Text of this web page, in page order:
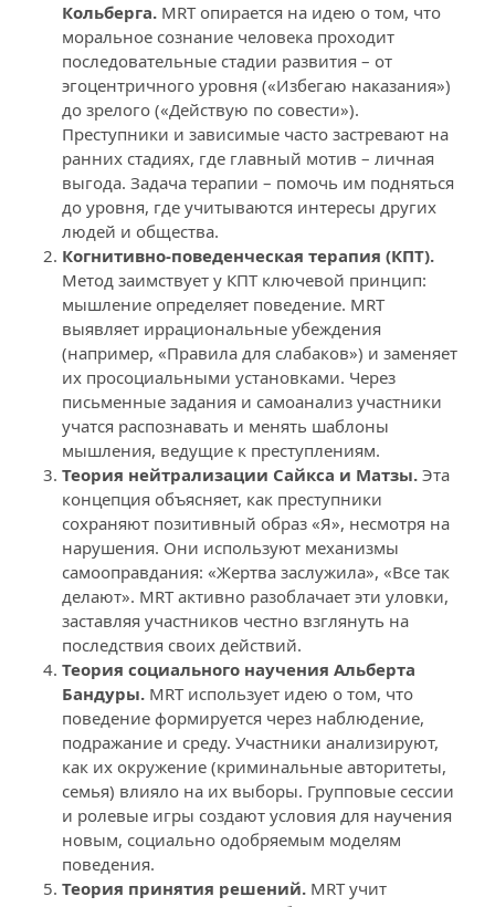
Кольберга. MRT опирается на идею о том, что
моральное сознание человека проходит
последовательные стадии развития – от
эгоцентричного уровня («Избегаю наказания»)
до зрелого («Действую по совести»).
Преступники и зависимые часто застревают на
ранних стадиях, где главный мотив – личная
выгода. Задача терапии – помочь им подняться
до уровня, где учитываются интересы других
людей и общества.
Когнитивно-поведенческая терапия (КПТ).
Метод заимствует у КПТ ключевой принцип:
мышление определяет поведение. MRT
выявляет иррациональные убеждения
(например, «Правила для слабаков») и заменяет
их просоциальными установками. Через
письменные задания и самоанализ участники
учатся распознавать и менять шаблоны
мышления, ведущие к преступлениям.
Теория нейтрализации Сайкса и Матзы. Эта
концепция объясняет, как преступники
сохраняют позитивный образ «Я», несмотря на
нарушения. Они используют механизмы
самооправдания: «Жертва заслужила», «Все так
делают». MRT активно разоблачает эти уловки,
заставляя участников честно взглянуть на
последствия своих действий.
Теория социального научения Альберта
Бандуры. MRT использует идею о том, что
поведение формируется через наблюдение,
подражание и среду. Участники анализируют,
как их окружение (криминальные авторитеты,
семья) влияло на их выборы. Групповые сессии
и ролевые игры создают условия для научения
новым, социально одобряемым моделям
поведения.
Теория принятия решений. MRT учит